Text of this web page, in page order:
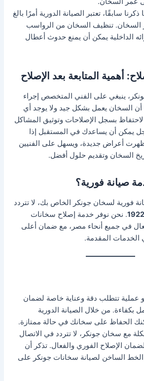
ذكرنا سابقًا، تعتبر الصيانة الدورية أمرًا بالغ
السخان. تنظيف السخان من الرواسب
الداخلية يمكن أن يمنع حدوث أعطال
أهمية المتابعة بعد الإصلاح
ينبغي على الفني المتخصص إجراء
أن السخان يعمل بشكل جيد ولا يوجد أي
بسجل الإصلاحات وتوثيق المشاكل
يمكن أن يساعدك في المستقبل إذا
أعراض جديدة، ويسهل على الفنيين
السخان وتقديم حلول أفضل.
صيانة فورية؟
فورية لسخان جونكر الخاص بك، لا تتردد
. نحن نوفر خدمة إصلاح سخانات
في جميع أنحاء مصر، مع ضمان أعلى
المقدمة.
عملية تتطلب دقة وعناية خاصة لضمان
بكفاءة. من خلال الصيانة الدورية
الحفاظ على سخانك في حالة ممتازة.
مع سخان جونكر، لا تتردد في الاتصال
الإصلاح الفوري والفعال. تذكر أن
الساخن لصيانة سخانات جونكر على